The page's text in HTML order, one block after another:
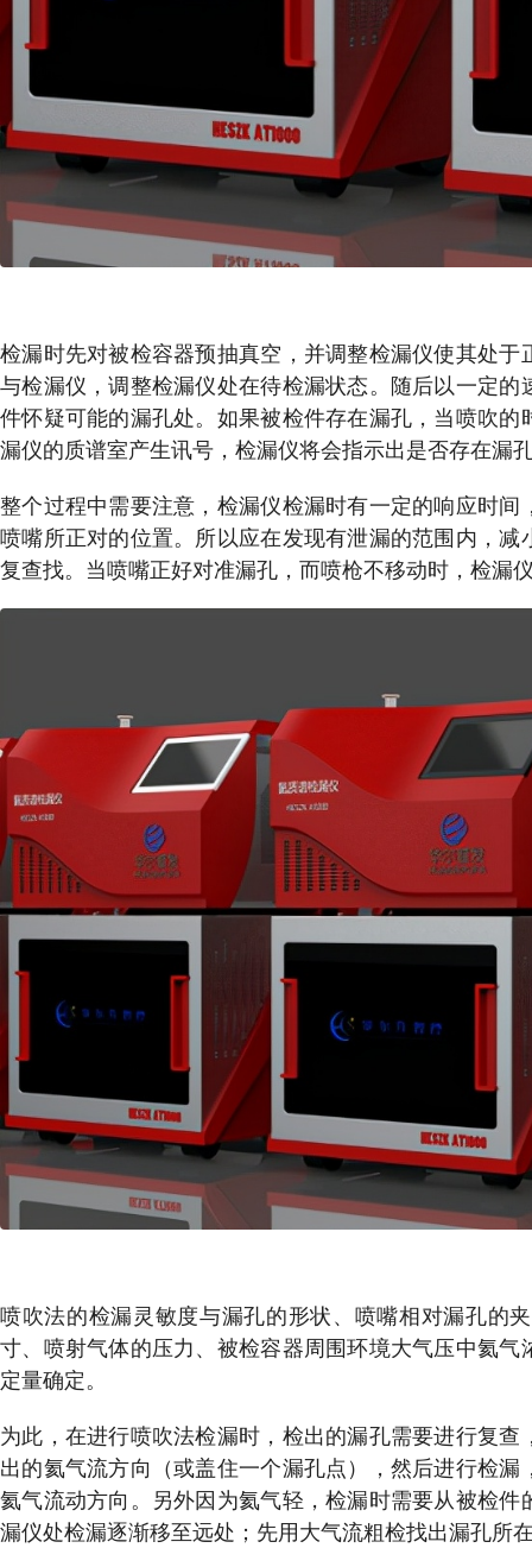
检漏时先对被检容器预抽真空，并调整检漏仪使其处
与检漏仪，调整检漏仪处在待检漏状态。随后以一定
件怀疑可能的漏孔处。如果被检件存在漏孔，当喷吹
漏仪的质谱室产生讯号，检漏仪将会指示出是否存在漏
整个过程中需要注意，检漏仪检漏时有一定的响应时
喷嘴所正对的位置。所以应在发现有泄漏的范围内，
复查找。当喷嘴正好对准漏孔，而喷枪不移动时，检漏
喷吹法的检漏灵敏度与漏孔的形状、喷嘴相对漏孔的
寸、喷射气体的压力、被检容器周围环境大气压中氦
定量确定。
为此，在进行喷吹法检漏时，检出的漏孔需要进行复
出的氦气流方向（或盖住一个漏孔点），然后进行检
氦气流动方向。另外因为氦气轻，检漏时需要从被检
漏仪处检漏逐渐移至远处；先用大气流粗检找出漏孔所